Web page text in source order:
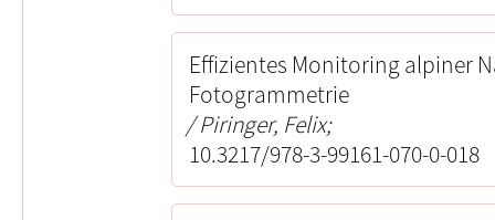
Effizientes Monitoring alpiner
Fotogrammetrie
Piringer, Felix;
10.3217/978-3-99161-070-0-018